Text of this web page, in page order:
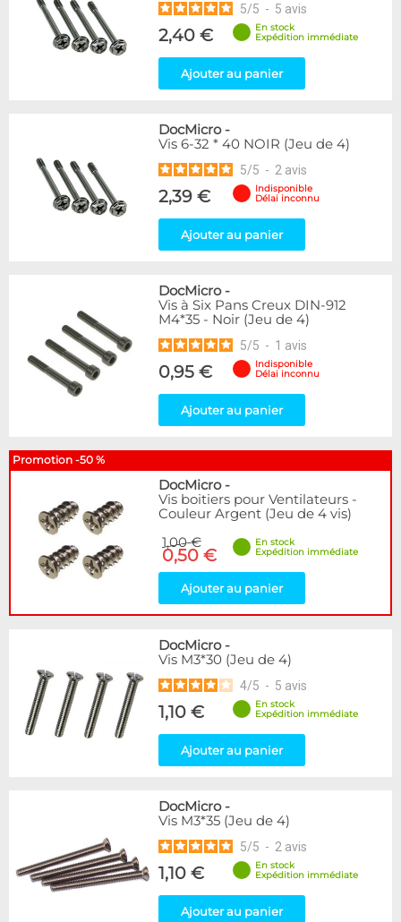
5/5 - 5 avis
2,40 €
En stock
Expédition immédiate
Ajouter au panier
DocMicro-
Vis 6-32 * 40 NOIR (Jeu de 4)
5/5 - 2 avis
2,39 €
Indisponible
Délai inconnu
Ajouter au panier
DocMicro-
Vis à Six Pans Creux DIN-912
M4*35 - Noir (Jeu de 4)
5/5 - 1 avis
0,95 €
Indisponible
Délai inconnu
Ajouter au panier
Promotion -50 %
DocMicro-
Vis boitiers pour Ventilateurs -
Couleur Argent (Jeu de 4 vis)
1,00 €
0,50 €
En stock
Expédition immédiate
Ajouter au panier
DocMicro-
Vis M3*30 (Jeu de 4)
4/5 - 5 avis
1,10 €
En stock
Expédition immédiate
Ajouter au panier
DocMicro-
Vis M3*35 (Jeu de 4)
5/5 - 2 avis
1,10 €
En stock
Expédition immédiate
Ajouter au panier